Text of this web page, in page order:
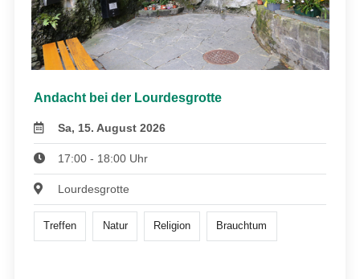
Andacht bei der Lourdesgrotte
Sa, 15. August 2026
17:00 - 18:00 Uhr
Lourdesgrotte
Treffen Natur Religion Brauchtum